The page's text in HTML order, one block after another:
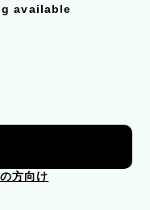
available
方向け